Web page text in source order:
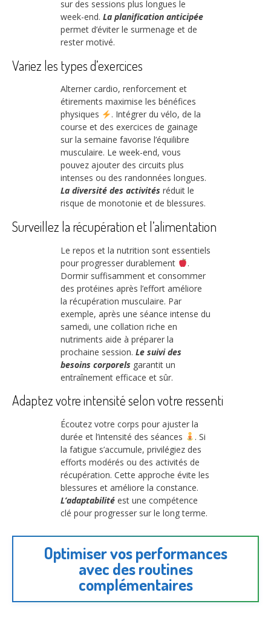
sur des sessions plus longues le
week-end. La planification anticipée
permet d’éviter le surmenage et de
rester motivé.
Variez les types d’exercices
Alterner cardio, renforcement et
étirements maximise les bénéfices
physiques
. Intégrer du vélo, de la
course et des exercices de gainage
sur la semaine favorise l’équilibre
musculaire. Le week-end, vous
pouvez ajouter des circuits plus
intenses ou des randonnées longues.
La diversité des activités réduit le
risque de monotonie et de blessures.
Surveillez la récupération et l’alimentation
Le repos et la nutrition sont essentiels
pour progresser durablement
.
Dormir suffisamment et consommer
des protéines après l’effort améliore
la récupération musculaire. Par
exemple, après une séance intense du
samedi, une collation riche en
nutriments aide à préparer la
prochaine session. Le suivi des
besoins corporels garantit un
entraînement efficace et sûr.
Adaptez votre intensité selon votre ressenti
Écoutez votre corps pour ajuster la
durée et l’intensité des séances
. Si
la fatigue s’accumule, privilégiez des
efforts modérés ou des activités de
récupération. Cette approche évite les
blessures et améliore la constance.
L’adaptabilité est une compétence
clé pour progresser sur le long terme.
Optimiser vos performances
avec des routines
complémentaires